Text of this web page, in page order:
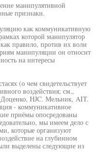
манипулятивной
признаки.
как коммуникативную
которой манипулятор
правило, против их воли
манипуляции он относит
на интересы
(о чем свидетельствует
воздействия; см.,
HJC. Мельник, AIT.
- коммуникативное
приёмы опосредованы
мы имеем дело с
которые организуют
на глубинном
выделены следующие из